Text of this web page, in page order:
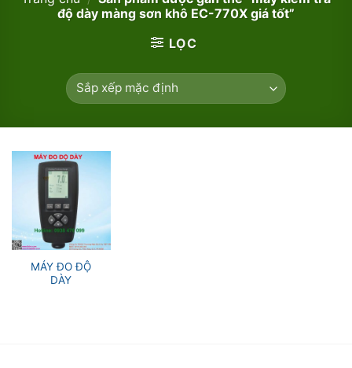
độ dày màng sơn khô EC-770X giá tốt”
LỌC
MÁY ĐO ĐỘ
DÀY